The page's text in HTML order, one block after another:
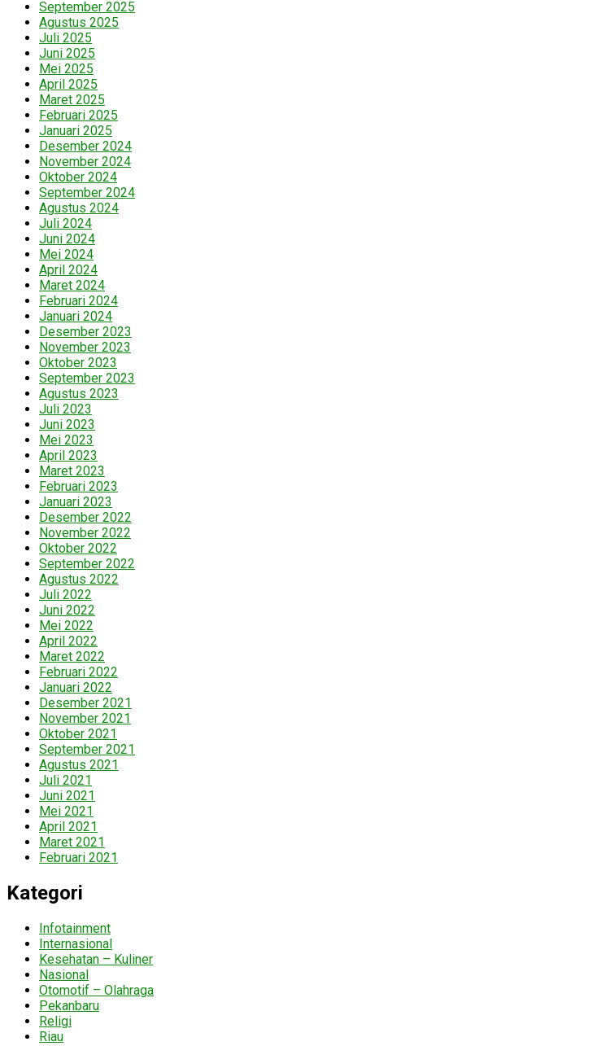
September 2025
Agustus 2025
Juli 2025
Juni 2025
Mei 2025
April 2025
Maret 2025
Februari 2025
Januari 2025
Desember 2024
November 2024
Oktober 2024
September 2024
Agustus 2024
Juli 2024
Juni 2024
Mei 2024
April 2024
Maret 2024
Februari 2024
Januari 2024
Desember 2023
November 2023
Oktober 2023
September 2023
Agustus 2023
Juli 2023
Juni 2023
Mei 2023
April 2023
Maret 2023
Februari 2023
Januari 2023
Desember 2022
November 2022
Oktober 2022
September 2022
Agustus 2022
Juli 2022
Juni 2022
Mei 2022
April 2022
Maret 2022
Februari 2022
Januari 2022
Desember 2021
November 2021
Oktober 2021
September 2021
Agustus 2021
Juli 2021
Juni 2021
Mei 2021
April 2021
Maret 2021
Februari 2021
Kategori
Infotainment
Internasional
Kesehatan – Kuliner
Nasional
Otomotif – Olahraga
Pekanbaru
Religi
Riau